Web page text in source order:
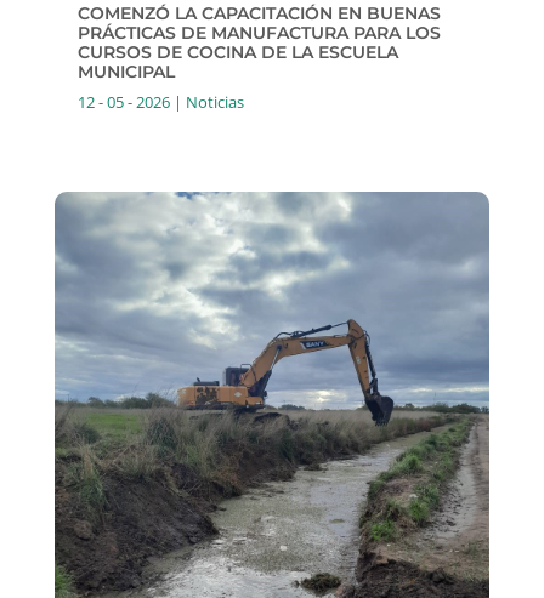
COMENZÓ LA CAPACITACIÓN EN BUENAS
PRÁCTICAS DE MANUFACTURA PARA LOS
CURSOS DE COCINA DE LA ESCUELA
MUNICIPAL
12 - 05 - 2026| Noticias